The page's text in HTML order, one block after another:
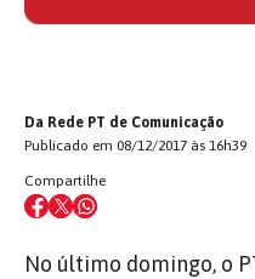
Da Rede PT de Comunicação
Publicado em 08/12/2017 às 16h39
Compartilhe
No último domingo, o